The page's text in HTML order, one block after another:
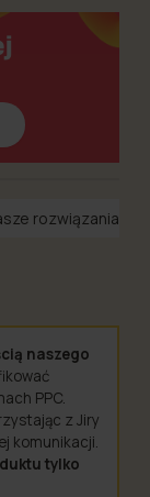
rozwiązania
naszego
PPC.
z Jiry
komunikacji.
tylko